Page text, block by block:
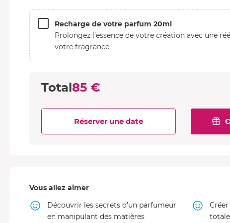
Recharge de votre parfum 20ml
Prolongez l'essence de votre création avec une
votre fragrance
Total85 €
Réserver une date
Vous allez aimer
Découvrir les secrets d’un parfumeur
en manipulant des matières